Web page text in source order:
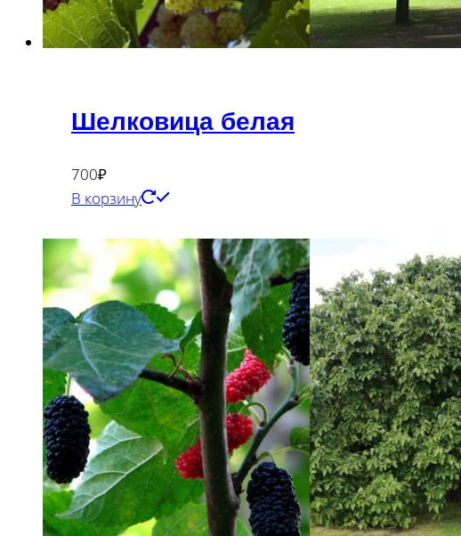
Шелковица белая
700₽
В корзину